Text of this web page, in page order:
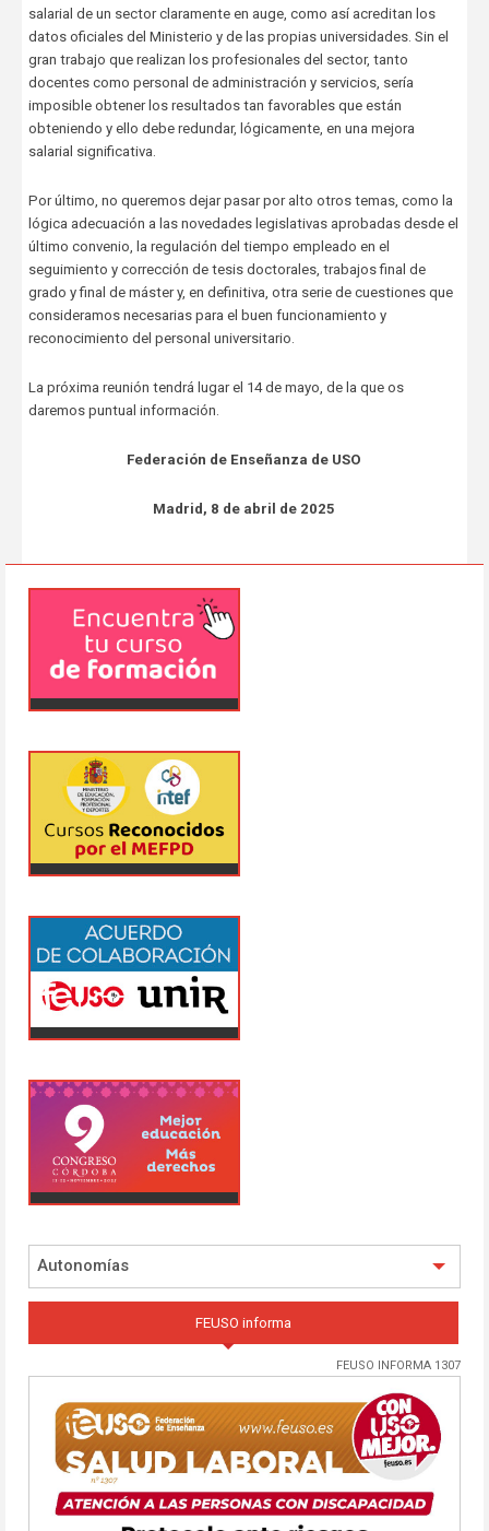
salarial de un sector claramente en auge, como así acreditan los
datos oficiales del Ministerio y de las propias universidades. Sin el
gran trabajo que realizan los profesionales del sector, tanto
docentes como personal de administración y servicios, sería
imposible obtener los resultados tan favorables que están
obteniendo y ello debe redundar, lógicamente, en una mejora
salarial significativa.
Por último, no queremos dejar pasar por alto otros temas, como la
lógica adecuación a las novedades legislativas aprobadas desde el
último convenio, la regulación del tiempo empleado en el
seguimiento y corrección de tesis doctorales, trabajos final de
grado y final de máster y, en definitiva, otra serie de cuestiones que
consideramos necesarias para el buen funcionamiento y
reconocimiento del personal universitario.
La próxima reunión tendrá lugar el 14 de mayo, de la que os
daremos puntual información.
Federación de Enseñanza de USO
Madrid, 8 de abril de 2025
Autonomías
FEUSO informa
FEUSO INFORMA 1307